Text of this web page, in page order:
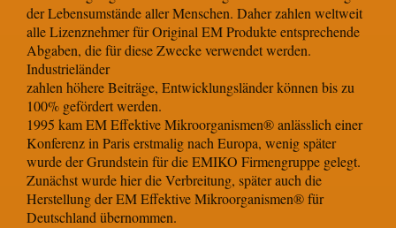
der Lebensumstände aller Menschen. Daher zahlen weltweit
alle Lizenznehmer für Original EM Produkte entsprechende
Abgaben, die für diese Zwecke verwendet werden.
Industrieländer
zahlen höhere Beiträge, Entwicklungsländer können bis zu
100% gefördert werden.
1995 kam EM Effektive Mikroorganismen® anlässlich einer
Konferenz in Paris erstmalig nach Europa, wenig später
wurde der Grundstein für die EMIKO Firmengruppe gelegt.
Zunächst wurde hier die Verbreitung, später auch die
Herstellung der EM Effektive Mikroorganismen® für
Deutschland übernommen.